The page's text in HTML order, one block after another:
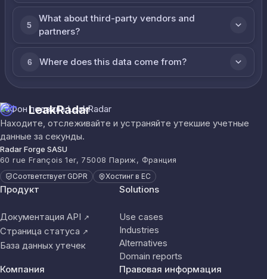
5
What about third-party vendors and
partners?
6 Where does this data come from?
LeakRadar
Находите, отслеживайте и устраняйте утекшие учетные
данные за секунды.
Radar Forge SASU
60 rue François 1er, 75008 Париж, Франция
Соответствует GDPR Хостинг в ЕС
Продукт
Документация API ↗
Страница статуса ↗
База данных утечек
Solutions
Use cases
Industries
Alternatives
Domain reports
Компания
Правовая информация